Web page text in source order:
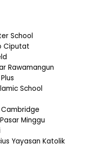
School
Ciputat
Rawamangun
School
Cambridge
Minggu
Yayasan Katolik